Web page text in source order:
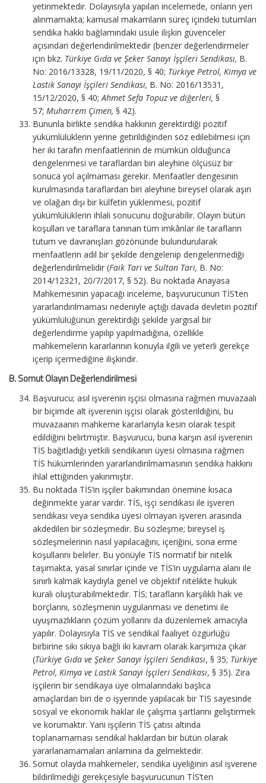
yetinmektedir. Dolayısıyla yapılan incelemede, onların yeri
alınmamakta; kamusal makamların süreç içindeki tutumları
sendika hakkı bağlamındaki usule ilişkin güvenceler
açısından değerlendirilmektedir (benzer değerlendirmeler
için bkz. Türkiye Gıda ve Şeker Sanayi İşçileri Sendikası, B.
No: 2016/13328, 19/11/2020, § 40; Türkiye Petrol, Kimya ve
Lastik Sanayi İşçileri Sendikası, B. No: 2016/13531,
15/12/2020, § 40;Ahmet Sefa Topuz ve diğerleri, §
57; Muharrem Çimen, § 42).
Bununla birlikte sendika hakkının gerektirdiği pozitif
yükümlülüklerin yerine getirildiğinden söz edilebilmesi için
her iki tarafın menfaatlerinin de mümkün olduğunca
dengelenmesi ve taraflardan biri aleyhine ölçüsüz bir
sonuca yol açılmaması gerekir. Menfaatler dengesinin
kurulmasında taraflardan biri aleyhine bireysel olarak aşırı
ve olağan dışı bir külfetin yüklenmesi, pozitif
yükümlülüklerin ihlali sonucunu doğurabilir. Olayın bütün
koşulları ve taraflara tanınan tüm imkânlar ile tarafların
tutum ve davranışları gözönünde bulundurularak
menfaatlerin adil bir şekilde dengelenip dengelenmediği
değerlendirilmelidir (Faik Tari ve Sultan Tari, B. No:
2014/12321, 20/7/2017, § 52). Bu noktada Anayasa
Mahkemesinin yapacağı inceleme, başvurucunun TİS’ten
yararlandırılmaması nedeniyle açtığı davada devletin pozitif
yükümlülüğünün gerektirdiği şekilde yargısal bir
değerlendirme yapılıp yapılmadığına, özellikle
mahkemelerin kararlarının konuyla ilgili ve yeterli gerekçe
içerip içermediğine ilişkindir.
B. Somut Olayın Değerlendirilmesi
Başvurucu; asıl işverenin işçisi olmasına rağmen muvazaalı
bir biçimde alt işverenin işçisi olarak gösterildiğini, bu
muvazaanın mahkeme kararlarıyla kesin olarak tespit
edildiğini belirtmiştir. Başvurucu, buna karşın asıl işverenin
TİS bağıtladığı yetkili sendikanın üyesi olmasına rağmen
TİS hükümlerinden yararlandırılmamasının sendika hakkını
ihlal ettiğinden yakınmıştır.
Bu noktada TİS’in işçiler bakımından önemine kısaca
değinmekte yarar vardır. TİS, işçi sendikası ile işveren
sendikası veya sendika üyesi olmayan işveren arasında
akdedilen bir sözleşmedir. Bu sözleşme; bireysel iş
sözleşmelerinin nasıl yapılacağını, içeriğini, sona erme
koşullarını belirler. Bu yönüyle TİS normatif bir nitelik
taşımakta, yasal sınırlar içinde ve TİS’in uygulama alanı ile
sınırlı kalmak kaydıyla genel ve objektif nitelikte hukuk
kuralı oluşturabilmektedir. TİS; tarafların karşılıklı hak ve
borçlarını, sözleşmenin uygulanması ve denetimi ile
uyuşmazlıkların çözüm yollarını da düzenlemek amacıyla
yapılır. Dolayısıyla TİS ve sendikal faaliyet özgürlüğü
birbirine sıkı sıkıya bağlı iki kavram olarak karşımıza çıkar
(Türkiye Gıda ve Şeker Sanayi İşçileri Sendikası, § 35; Türkiye
Petrol, Kimya ve Lastik Sanayi İşçileri Sendikası, § 35). Zira
işçilerin bir sendikaya üye olmalarındaki başlıca
amaçlardan biri de o işyerinde yapılacak bir TİS sayesinde
sosyal ve ekonomik haklar ile çalışma şartlarını geliştirmek
ve korumaktır. Yani işçilerin TİS çatısı altında
toplanamaması sendikal haklardan bir bütün olarak
yararlanamamaları anlamına da gelmektedir.
Somut olayda mahkemeler, sendika üyeliğinin asıl işverene
bildirilmediği gerekçesiyle başvurucunun TİS’ten